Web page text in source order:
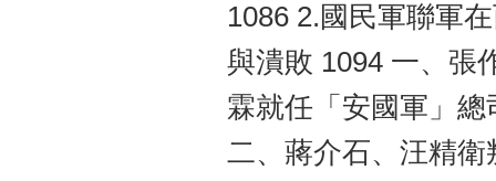
1086 2.國民軍聯軍
與潰敗 1094 一、張
霖就任「安國軍」
二、蔣介石、汪精